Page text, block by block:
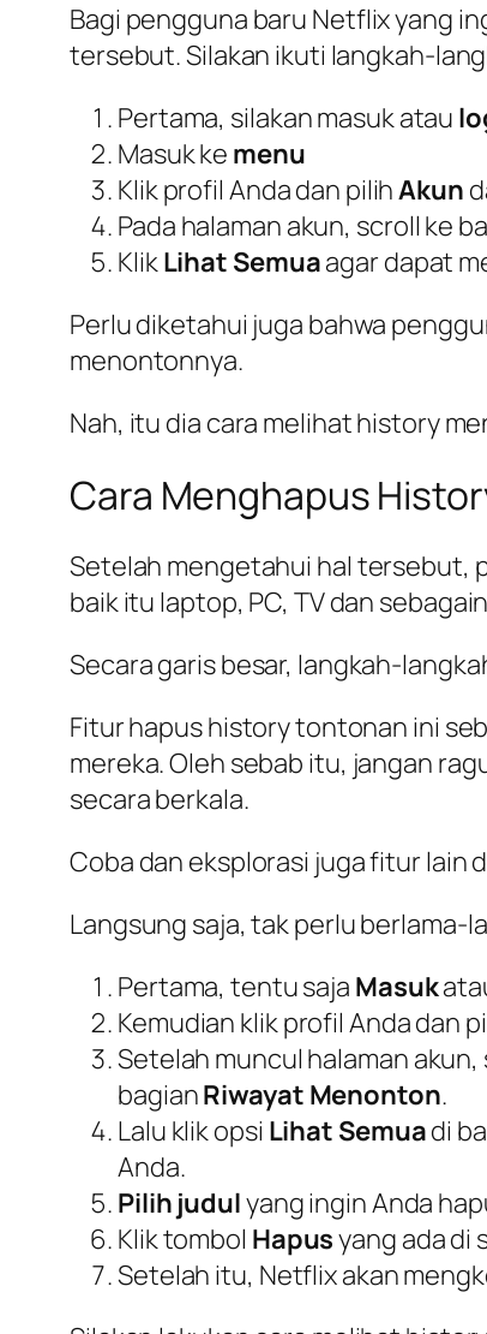
Bagi pengguna baru Netflix yang
tersebut. Silakan ikuti langkah-
Pertama, silakan masuk atau
Masuk ke menu
Klik profil Anda dan pilihAkun
Pada halaman akun, scroll ke
KlikLihat Semuaagar dapat
Perlu diketahui juga bahwa
menontonnya.
Nah, itu dia cara melihat history
Cara Menghapus
Setelah mengetahui hal tersebut,
baik itu laptop, PC, TV dan
Secara garis besar, langkah-
Fitur hapus history tontonan ini
mereka. Oleh sebab itu, jangan
secara berkala.
Coba dan eksplorasi juga fitur lain
Langsung saja, tak perlu berlama-
Pertama, tentu saja Masuk
Kemudian klik profil Anda dan
Setelah muncul halaman
bagianRiwayat Menonton.
Lalu klik opsi Lihat Semuadi
Anda.
Pilih judulyang ingin Anda
Klik tombol Hapusyang ada di
Setelah itu, Netflix akan